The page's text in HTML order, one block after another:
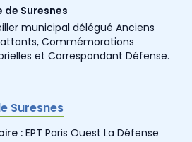
de Suresnes
municipal délégué Anciens
Commémorations
et Correspondant Défense.
Suresnes
: EPT Paris Ouest La Défense